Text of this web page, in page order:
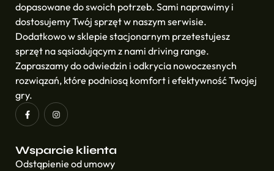
dopasowane do swoich potrzeb. Sami naprawimy i
dostosujemy Twój sprzęt w naszym serwisie.
Dodatkowo w sklepie stacjonarnym przetestujesz
sprzęt na sąsiadującym z nami driving range.
Zapraszamy do odwiedzin i odkrycia nowoczesnych
rozwiązań, które podniosą komfort i efektywność Twojej
gry.
Wsparcie klienta
Odstąpienie od umowy